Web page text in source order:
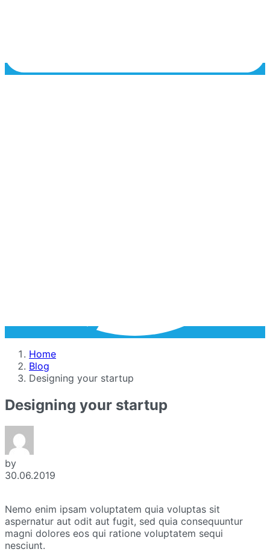
Home
Blog
Designing your startup
Designing your startup
by
30.06.2019
Nemo enim ipsam voluptatem quia voluptas sit
aspernatur aut odit aut fugit, sed quia consequuntur
magni dolores eos qui ratione voluptatem sequi
nesciunt.